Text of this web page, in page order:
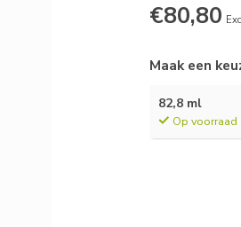
€80,80
Maak een
82,8 ml
Op voorraad